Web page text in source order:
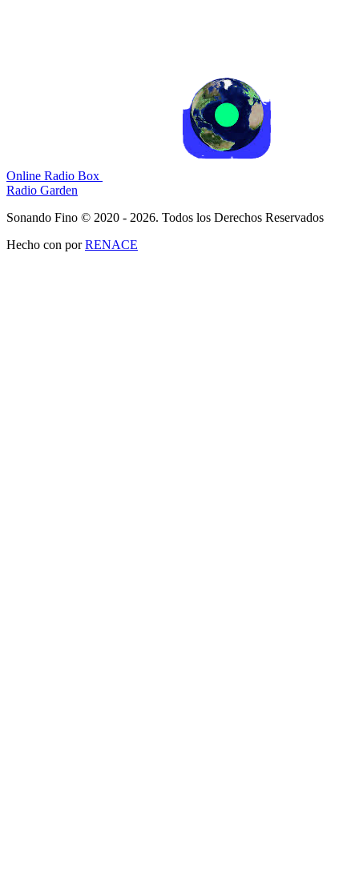
Online Radio Box
Radio Garden
Sonando Fino © 2020 - 2026. Todos los Derechos Reservados
Hecho con porRENACE